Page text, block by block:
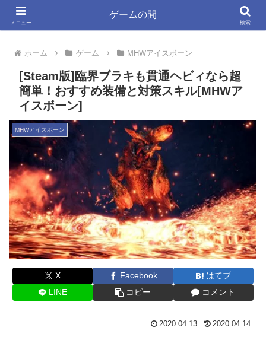
ゲーム大好きYSYKと33が書く きっと役立つ情報ブログ
ホーム ゲーム MHWアイスボーン
[Steam版]臨界ブラキも貫通ヘビィなら超
簡単！おすすめ装備と対策スキル[MHWア
イスボーン]
MHWアイスボーン
X Facebook
はてブ
LINE
コピー コメント
2020.04.13 2020.04.14
メニュー
ゲームの間
検索